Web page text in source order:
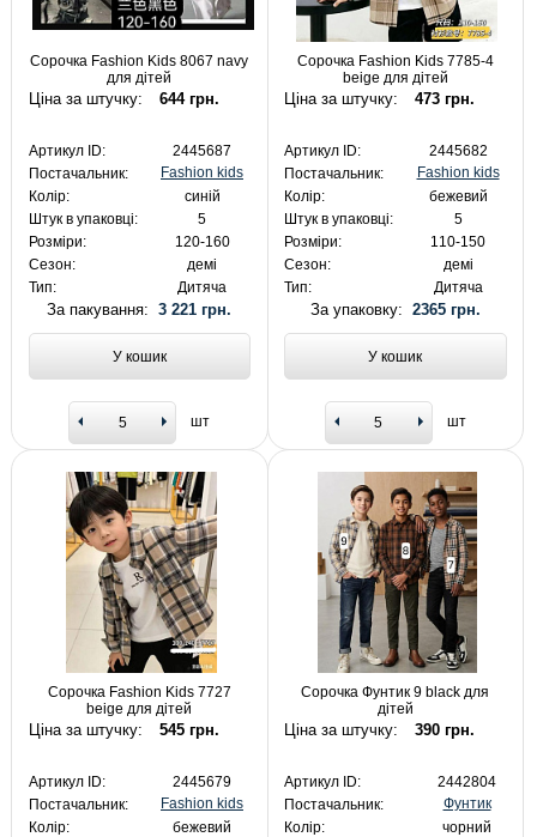
Сорочка Fashion Kids 8067 navy
для дітей
Ціна за штучку: 644 грн.
Артикул ID:
2445687
Постачальник:
Fashion kids
Колір:
синій
Штук в упаковці:
5
Розміри:
120-160
Сезон:
демі
Тип:
Дитяча
За пакування:3 221 грн.
У кошик
шт
Сорочка Fashion Kids 7785-4
beige для дітей
Ціна за штучку: 473 грн.
Артикул ID:
2445682
Постачальник:
Fashion kids
Колір:
бежевий
Штук в упаковці:
5
Розміри:
110-150
Сезон:
демі
Тип:
Дитяча
За упаковку: 2365 грн.
У кошик
шт
Сорочка Fashion Kids 7727
beige для дітей
Ціна за штучку: 545 грн.
Артикул ID:
2445679
Постачальник:
Fashion kids
Колір:
бежевий
Сорочка Фунтик 9 black для
дітей
Ціна за штучку: 390 грн.
Артикул ID:
2442804
Постачальник:
Фунтик
Колір:
чорний